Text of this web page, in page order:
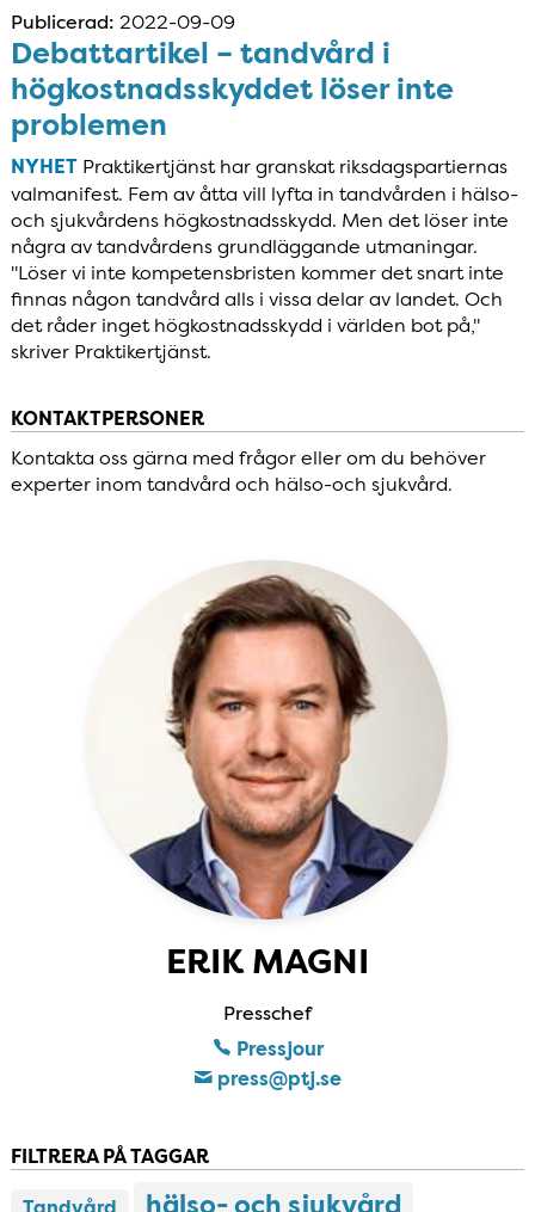
Publicerad: 2022-09-09
Debattartikel – tandvård i
högkostnadsskyddet löser inte
problemen
NYHET Praktikertjänst har granskat riksdagspartiernas
valmanifest. Fem av åtta vill lyfta in tandvården i hälso-
och sjukvårdens högkostnadsskydd. Men det löser inte
några av tandvårdens grundläggande utmaningar.
"Löser vi inte kompetensbristen kommer det snart inte
finnas någon tandvård alls i vissa delar av landet. Och
det råder inget högkostnadsskydd i världen bot på,"
skriver Praktikertjänst.
KONTAKTPERSONER
Kontakta oss gärna med frågor eller om du behöver
experter inom tandvård och hälso-och sjukvård.
ERIK MAGNI
Presschef
Pressjour
press​@ptj​.se
FILTRERA PÅ TAGGAR